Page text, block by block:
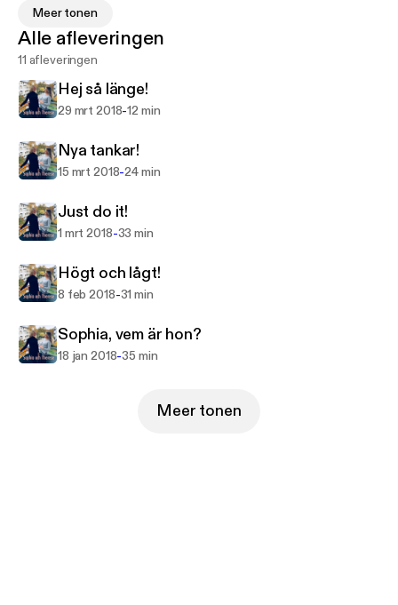
som hälsa, mode, relationer och allt annat som berör
oss oavsett om man är 20 eller 40 eller allt
däremellan. Ladda ner oss nu! See
acast.com/privacy for privacy and opt-out
information.
Meer tonen
Alle afleveringen
11 afleveringen
Hej så länge!
29 mrt 2018-12 min
Nya tankar!
15 mrt 2018-24 min
Just do it!
1 mrt 2018-33 min
Högt och lågt!
8 feb 2018-31 min
Sophia, vem är hon?
18 jan 2018-35 min
Meer tonen